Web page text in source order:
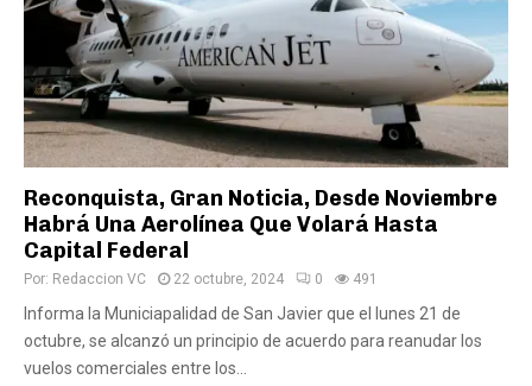
Reconquista, Gran Noticia, Desde Noviembre
Habrá Una Aerolínea Que Volará Hasta
Capital Federal
Por: Redaccion VC 22 octubre, 2024 0 491
Informa la Municiapalidad de San Javier que el lunes 21 de
octubre, se alcanzó un principio de acuerdo para reanudar los
vuelos comerciales entre los...